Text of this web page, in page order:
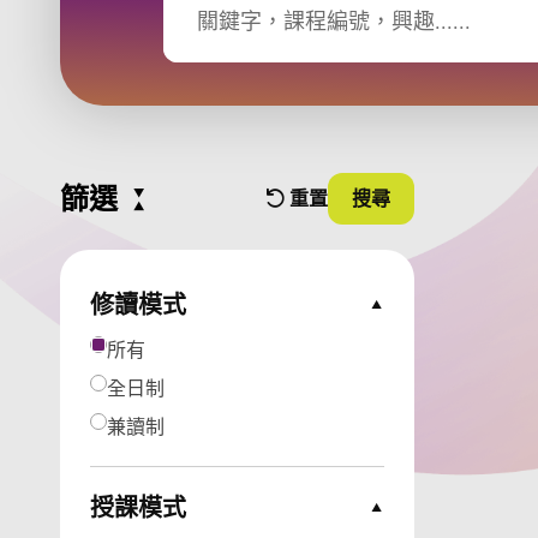
Collapse all
篩選 重置
篩選條件
搜尋
並使用篩選條件
修讀模式
Collapse Options
所有
全日制
兼讀制
授課模式
Collapse Options